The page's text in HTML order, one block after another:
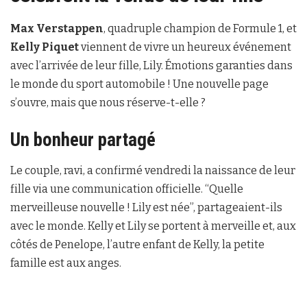
Max Verstappen, quadruple champion de Formule 1, et
Kelly Piquetviennent de vivre un heureux événement
avec l’arrivée de leur fille, Lily. Émotions garanties dans
le monde du sport automobile ! Une nouvelle page
s’ouvre, mais que nous réserve-t-elle ?
Un bonheur partagé
Le couple, ravi, a confirmé vendredi la naissance de leur
fille via une communication officielle. “Quelle
merveilleuse nouvelle ! Lily est née”, partageaient-ils
avec le monde. Kelly et Lily se portent à merveille et, aux
côtés de Penelope, l’autre enfant de Kelly, la petite
famille est aux anges.